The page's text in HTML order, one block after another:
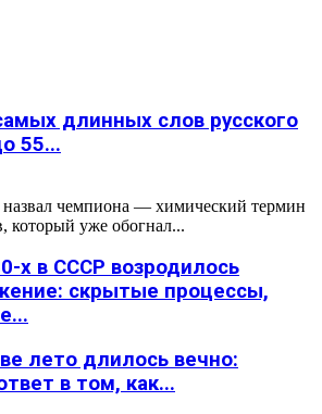
длинных слов русского
55...
чемпиона — химический термин
который уже обогнал...
х в СССР возродилось
скрытые процессы,
лето длилось вечно:
в том, как...